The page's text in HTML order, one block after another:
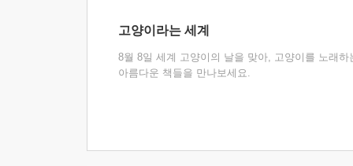
고양이라는 세계
8월 8일 세계 고양이의 날을 맞아, 고양이를 노래하
아름다운 책들을 만나보세요.